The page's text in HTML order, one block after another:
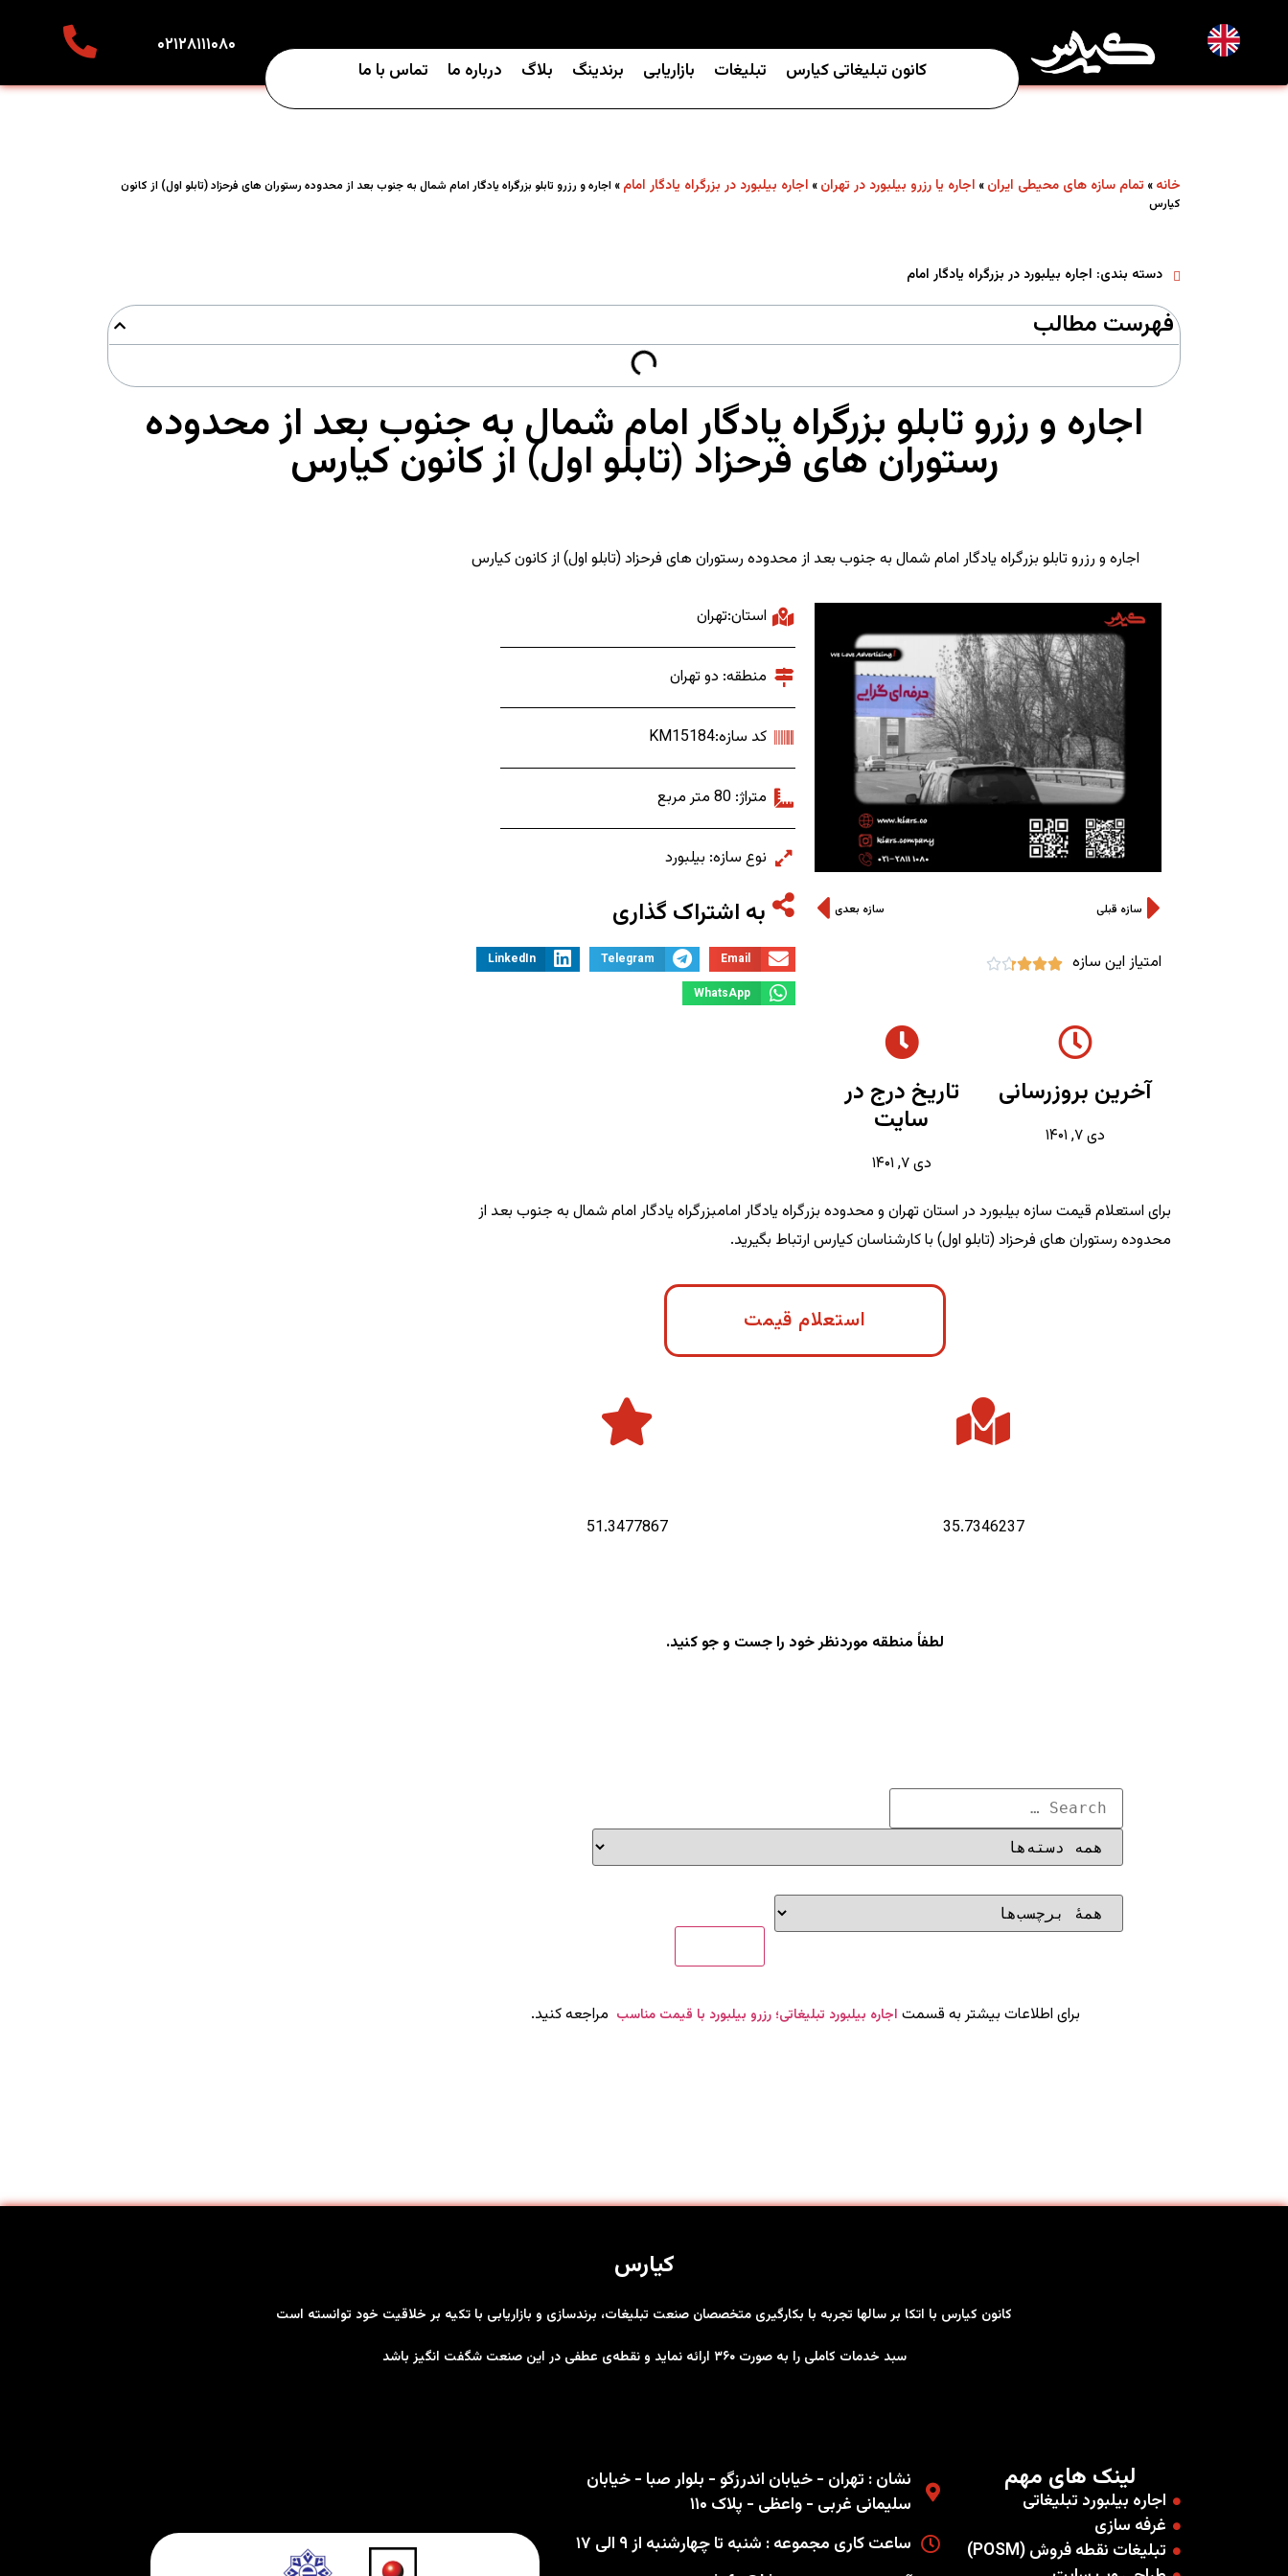
کانون تبلیغاتی کیارس تبلیغات بازاریابی برندینگ بلاگ درباره ما تماس با ما
۰۲۱۲۸۱۱۱۰۸۰
خانه » تمام سازه های محیطی ایران » اجاره یا رزرو بیلبورد در تهران » اجاره بیلبورد در بزرگراه یادگار امام » اجاره و رزرو تابلو بزرگراه یادگار امام شمال به جنوب بعد از محدوده رستوران های فرحزاد (تابلو اول) از کانون
کیارس
دسته بندی: اجاره بیلبورد در بزرگراه یادگار امام
فهرست مطالب
اجاره و رزرو تابلو بزرگراه یادگار امام شمال به جنوب بعد از محدوده
رستوران های فرحزاد (تابلو اول) از کانون کیارس
اجاره و رزرو تابلو بزرگراه یادگار امام شمال به جنوب بعد از محدوده رستوران های فرحزاد (تابلو اول) از کانون کیارس
سازه قبلی سازه بعدی
امتیاز این سازه 




آخرین بروزرسانی
دی ۷, ۱۴۰۱
تاریخ درج در
سایت
دی ۷, ۱۴۰۱
استان:تهران
منطقه: دو تهران
کد سازه:KM15184
متراژ: 80 متر مربع
نوع سازه: بیلبورد
به اشتراک گذاری
Email
Telegram
LinkedIn
WhatsApp
برای استعلام قیمت سازه بیلبورد در استان تهران و محدوده بزرگراه یادگار امامبزرگراه یادگار امام شمال به جنوب بعد از
محدوده رستوران های فرحزاد (تابلو اول) با کارشناسان کیارس ارتباط بگیرید.
استعلام قیمت
35.7346237
51.3477867
لطفاً منطقه موردنظر خود را جست و جو کنید.
برای اطلاعات بیشتر به قسمت اجاره بیلبورد تبلیغاتی؛ رزرو بیلبورد با قیمت مناسب مراجعه کنید.
کیارس
کانون کیارس با اتکا بر سالها تجربه با بکارگیری متخصصان صنعت تبلیغات، برندسازی و بازاریابی با تکیه بر خلاقیت خود توانسته است
سبد خدمات کاملی را به صورت ۳۶۰ ارائه نماید و نقطه‌ی عطفی در این صنعت شگفت انگیز باشد
لینک های مهم
اجاره بیلبورد تبلیغاتی
غرفه سازی
تبلیغات نقطه فروش (POSM)
نشان : تهران - خیابان اندرزگو - بلوار صبا - خیابان
سلیمانی غربی - واعظی - پلاک ۱۱۰
ساعت کاری مجموعه : شنبه تا چهارشنبه از ۹ الی ۱۷